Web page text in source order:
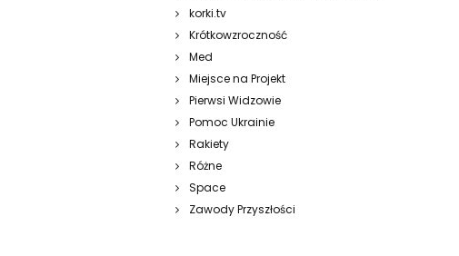
korki.tv
Krótkowzroczność
Med
Miejsce na Projekt
Pierwsi Widzowie
Pomoc Ukrainie
Rakiety
Różne
Space
Zawody Przyszłości